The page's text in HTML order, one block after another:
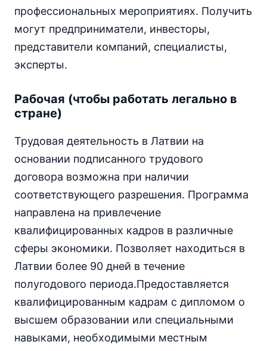
профессиональных мероприятиях. Получить
могут предприниматели, инвесторы,
представители компаний, специалисты,
эксперты.
Рабочая (чтобы работать легально в
стране)
Трудовая деятельность в Латвии на
основании подписанного трудового
договора возможна при наличии
соответствующего разрешения. Программа
направлена на привлечение
квалифицированных кадров в различные
сферы экономики. Позволяет находиться в
Латвии более 90 дней в течение
полугодового периода.Предоставляется
квалифицированным кадрам с дипломом о
высшем образовании или специальными
навыками, необходимыми местным